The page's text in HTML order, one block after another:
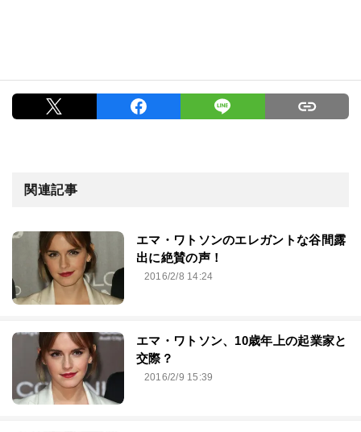
関連記事
エマ・ワトソンのエレガントな谷間露
出に絶賛の声！
2016/2/8 14:24
エマ・ワトソン、10歳年上の起業家と
交際？
2016/2/9 15:39